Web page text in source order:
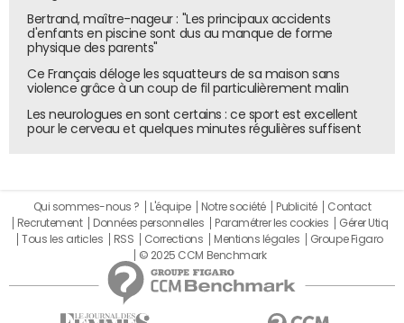
Bertrand, maître-nageur : "Les principaux accidents
d'enfants en piscine sont dus au manque de forme
physique des parents"
Ce Français déloge les squatteurs de sa maison sans
violence grâce à un coup de fil particulièrement malin
Les neurologues en sont certains : ce sport est excellent
pour le cerveau et quelques minutes régulières suffisent
Qui sommes-nous ? L'équipe Notre société Publicité
Contact
Recrutement
Données personnelles Paramétrer les cookies
Gérer Utiq
Tous les articles
RSS Corrections Mentions légales
Groupe Figaro
© 2025 CCM Benchmark